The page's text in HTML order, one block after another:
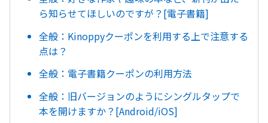
ら知らせてほしいのですが？[電子書籍]
全般：Kinoppyクーポンを利用する上で注意する
点は？
全般：電子書籍クーポンの利用方法
全般：旧バージョンのようにシングルタップで
本を開けますか？[Android/iOS]